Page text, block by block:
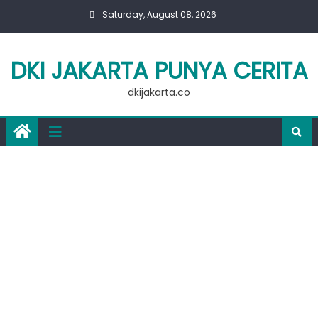
Saturday, August 08, 2026
DKI JAKARTA PUNYA CERITA
dkijakarta.co